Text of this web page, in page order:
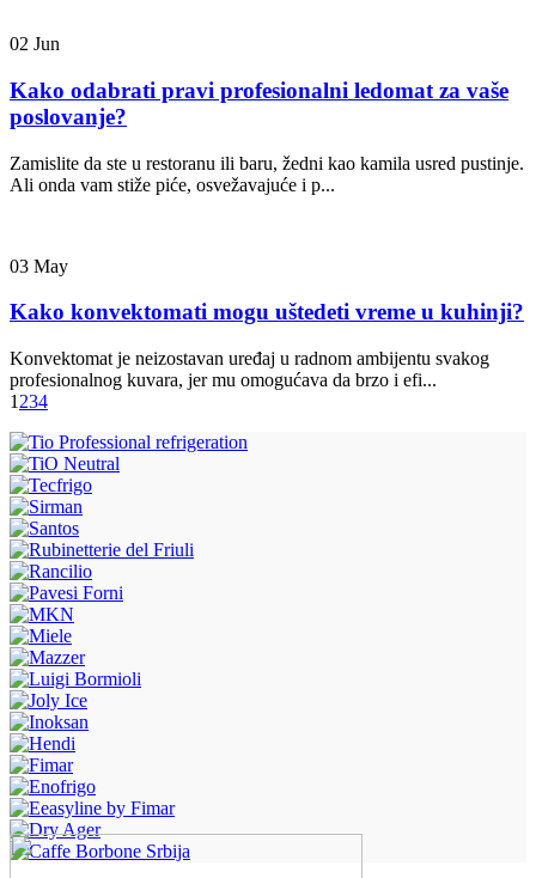
02 Jun
Kako odabrati pravi profesionalni ledomat za vaše
poslovanje?
Zamislite da ste u restoranu ili baru, žedni kao kamila usred pustinje.
Ali onda vam stiže piće, osvežavajuće i p...
03 May
Kako konvektomati mogu uštedeti vreme u kuhinji?
Konvektomat je neizostavan uređaj u radnom ambijentu svakog
profesionalnog kuvara, jer mu omogućava da brzo i efi...
1 234